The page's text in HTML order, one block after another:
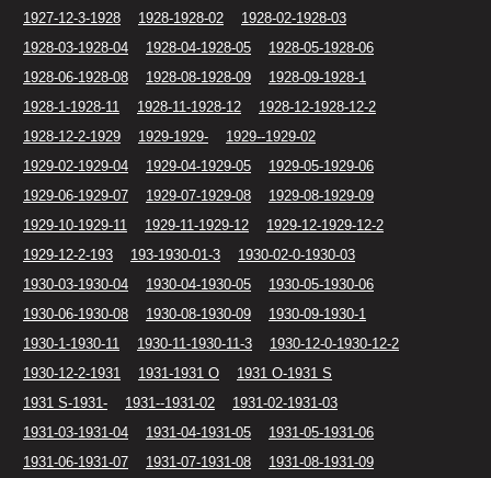
1927-12-3-1928 1928-1928-02
1928-02-1928-03
1928-03-1928-04
1928-04-1928-05
1928-05-1928-06
1928-06-1928-08
1928-08-1928-09
1928-09-1928-1
1928-1-1928-11
1928-11-1928-12
1928-12-1928-12-2
1928-12-2-1929
1929-1929-
1929--1929-02
1929-02-1929-04
1929-04-1929-05
1929-05-1929-06
1929-06-1929-07
1929-07-1929-08
1929-08-1929-09
1929-10-1929-11
1929-11-1929-12
1929-12-1929-12-2
1929-12-2-193
193-1930-01-3
1930-02-0-1930-03
1930-03-1930-04
1930-04-1930-05
1930-05-1930-06
1930-06-1930-08
1930-08-1930-09
1930-09-1930-1
1930-1-1930-11
1930-11-1930-11-3
1930-12-0-1930-12-2
1930-12-2-1931
1931-1931 O
1931 O-1931 S
1931 S-1931-
1931--1931-02
1931-02-1931-03
1931-03-1931-04
1931-04-1931-05
1931-05-1931-06
1931-06-1931-07
1931-07-1931-08
1931-08-1931-09